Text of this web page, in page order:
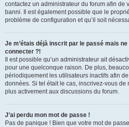
contactez un administrateur du forum afin de
banni. Il est également possible que le
problème de configuration et qu’il soit
Je m’étais déjà inscrit par le passé mais
connecter ?!
Il est possible qu’un administrateur ait
pour une quelconque raison. De plus,
périodiquement les utilisateurs inactifs afin
données. Si tel était le cas, inscrivez-vous
plus activement aux discussions du forum.
J’ai perdu mon mot de passe !
Pas de panique ! Bien que votre mot de